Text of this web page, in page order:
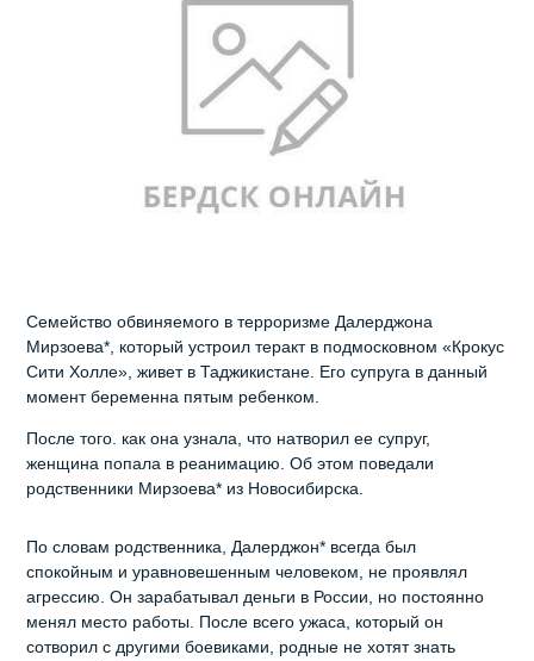
Семейство обвиняемого в терроризме Далерджона
Мирзоева*, который устроил теракт в подмосковном «Крокус
Сити Холле», живет в Таджикистане. Его супруга в данный
момент беременна пятым ребенком.
После того. как она узнала, что натворил ее супруг,
женщина попала в реанимацию. Об этом поведали
родственники Мирзоева* из Новосибирска.
По словам родственника, Далерджон* всегда был
спокойным и уравновешенным человеком, не проявлял
агрессию. Он зарабатывал деньги в России, но постоянно
менял место работы. После всего ужаса, который он
сотворил с другими боевиками, родные не хотят знать